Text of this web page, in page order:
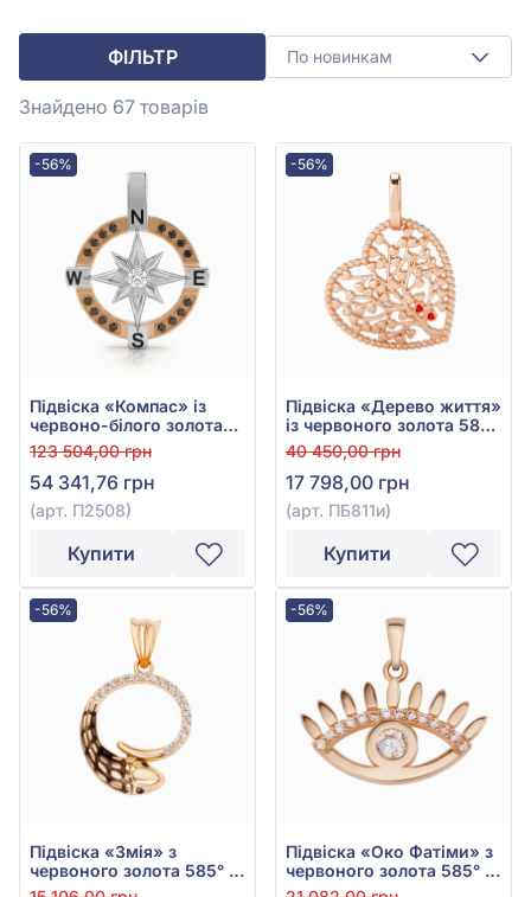
ФІЛЬТР По новинкам
Знайдено 67 товарів
-56%
Підвіска «Компас» із
червоно-білого золота
585° з чорним фіанітом/
куб.цирконієм та
емаллю, арт. П2508
123 504,00 грн
54 341,76 грн
(арт. П2508)
Купити
-56%
Підвіска «Дерево життя»
із червоного золота 585°
з червоною емаллю, арт.
ПБ811и
40 450,00 грн
17 798,00 грн
(арт. ПБ811и)
Купити
-56%
Підвіска «Змія» з
червоного золота 585° з
чорною емаллю та
-56%
Підвіска «Око Фатіми» з
червоного золота 585° з
фіанітом/куб.цирконієм,